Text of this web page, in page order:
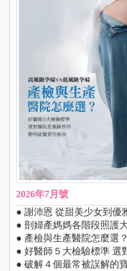
2026年7月號
● 謝沛恩 從甜美少女到優
● 剖婦產媽媽各階段照護
● 產檢與生產醫院怎麼選？
● 好醫師５大檢驗標準 選
● 破解４個最常被誤解的